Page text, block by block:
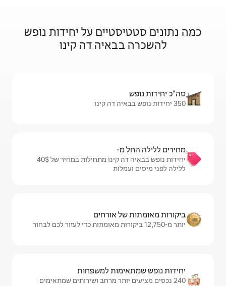
על יחידות נופש
דה קינו
יחידות נופש בבאיה דה קינו מתחילות במחיר של $‏40 ‏
אורחים
למשפחות
יותר מרחב ושירותים שמתאימים